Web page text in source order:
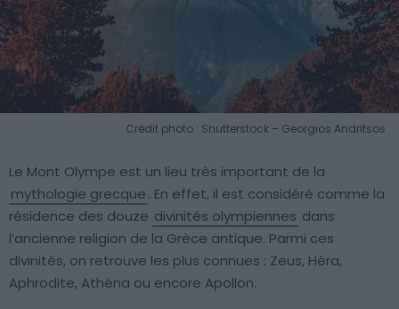
Crédit photo : Shutterstock – Georgios Andritsos
Le Mont Olympe est un lieu très important de la
mythologie grecque. En effet, il est considéré comme la
résidence des douze divinités olympiennes dans
l’ancienne religion de la Grèce antique. Parmi ces
divinités, on retrouve les plus connues : Zeus, Héra,
Aphrodite, Athéna ou encore Apollon.